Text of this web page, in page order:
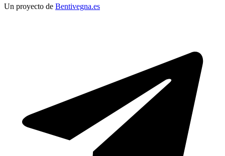
Un proyecto de Bentivegna.es